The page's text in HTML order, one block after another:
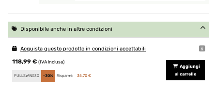
Disponibile anche in altre condizioni
Acquista questo prodotto in condizioni accettabili
118,99 € (IVA inclusa)
FULLSWING30 -30% Risparmi: 35,70 €
Aggiungi
al carrello